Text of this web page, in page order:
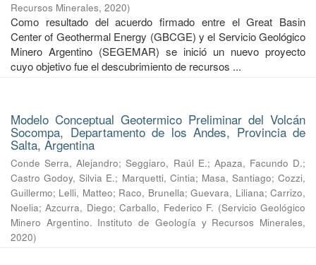
Recursos Minerales, 2020)
Como resultado del acuerdo firmado entre el Great Basin
Center of Geothermal Energy (GBCGE) y el Servicio Geológico
Minero Argentino (SEGEMAR) se inició un nuevo proyecto
cuyo objetivo fue el descubrimiento de recursos ...
Modelo Conceptual Geotermico Preliminar del Volcán
Socompa, Departamento de los Andes, Provincia de
Salta, Argentina
Conde Serra, Alejandro;Seggiaro, Raúl E.; Apaza, Facundo D.;
Castro Godoy, Silvia E.; Marquetti, Cintia; Masa, Santiago; Cozzi,
Guillermo; Lelli, Matteo; Raco, Brunella;Guevara, Liliana;Carrizo,
Noelia;Azcurra, Diego;Carballo, Federico F. (Servicio Geológico
Minero Argentino. Instituto de Geología y Recursos Minerales,
2020)